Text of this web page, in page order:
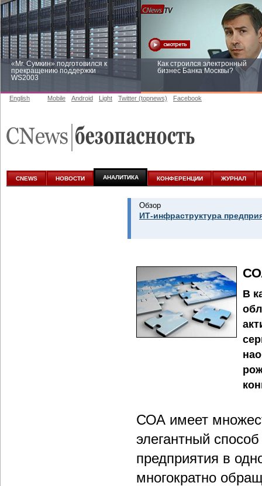
«Mr. Сумкин» подготовился к
прекращению поддержки
WS2003
Как строился электронный
бизнес Банка Москвы?
аналитике
English Mobile Android Light Twitter (topnews) Facebook
CNEWS НОВОСТИ АНАЛИТИКА КОНФЕРЕНЦИИ ЖУРНАЛ
Обзор
ИТ-инфраструктура
В
СОА имеет
элегантный
предприятия в
многократно